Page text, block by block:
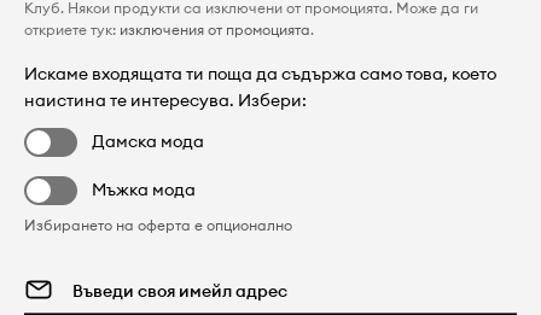
Клуб. Някои продукти са изключени от промоцията. Може да ги
откриете тук: изключения от промоцията.
Искаме входящата ти поща да съдържа само това, което
наистина те интересува. Избери:
Дамска мода
Мъжка мода
Избирането на оферта е опционално